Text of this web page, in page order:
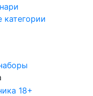
категории
18+